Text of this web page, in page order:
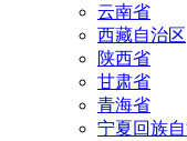
云南省
西藏自治区
陕西省
甘肃省
青海省
宁夏回族